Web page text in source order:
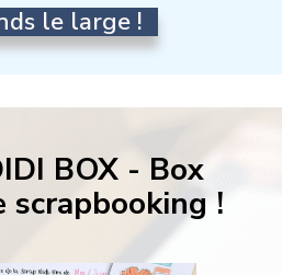
le large !
BOX - Box
scrapbooking !